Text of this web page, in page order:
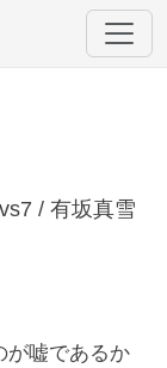
/ 有坂真雪
が嘘であるか